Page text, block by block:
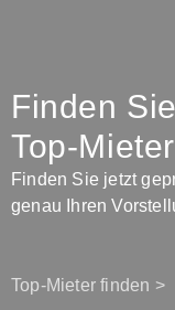
Finden
Top-Mieter
Finden Sie jetzt
genau Ihren
Top-Mieter finden >